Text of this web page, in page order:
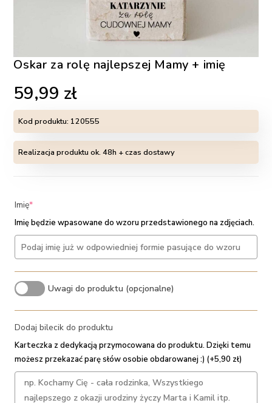
Oskar za rolę najlepszej Mamy + imię
59,99 zł
Kod produktu: 120555
Realizacja produktu ok. 48h + czas dostawy
Imię*(required)
Imię będzie wpasowane do wzoru przedstawionego na zdjęciach.
Uwagi do produktu (opcjonalne)
Dodaj bilecik do produktu
Karteczka z dedykacją przymocowana do produktu. Dzięki temu
możesz przekazać parę słów osobie obdarowanej :) (+5,90 zł)